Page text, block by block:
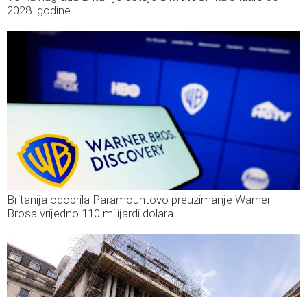
2028. godine
Britanija odobrila Paramountovo preuzimanje Warner
Brosa vrijedno 110 milijardi dolara